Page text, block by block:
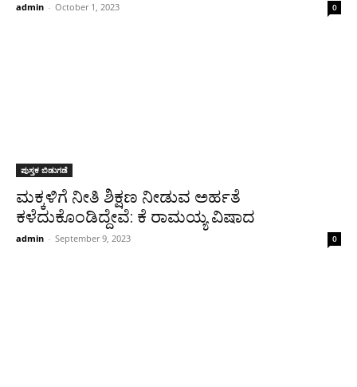
admin - October 1, 2023 0
ಪುಸ್ತಕ ಬಿಡುಗಡೆ
ಮಕ್ಕಳಿಗೆ ನೀತಿ ಶಿಕ್ಷಣ ನೀಡುವ ಅರ್ಹತೆ
ಕಳೆದುಕೊಂಡಿದ್ದೇವೆ: ಕೆ ರಾಮಯ್ಯ ವಿಷಾದ
admin - September 9, 2023 0